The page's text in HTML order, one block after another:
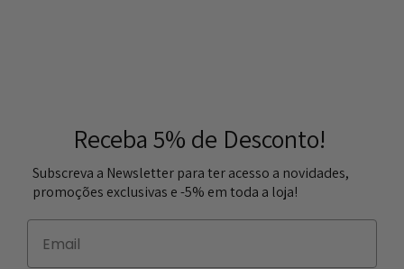
Receba 5% de Desconto!
Subscreva a Newsletter para ter acesso a novidades,
promoções exclusivas e -5% em toda a loja!